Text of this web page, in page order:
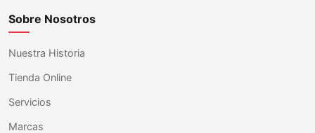
Sobre Nosotros
Nuestra Historia
Tienda Online
Servicios
Marcas